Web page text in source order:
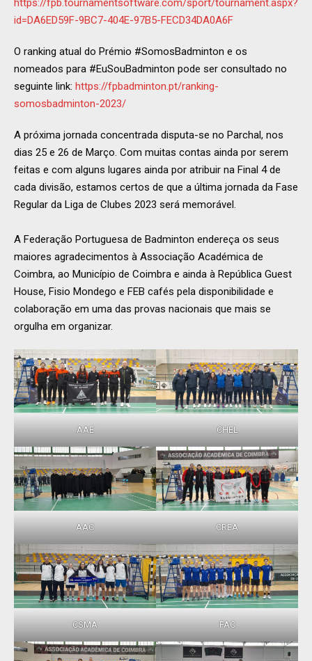
https://fpb.tournamentsoftware.com/sport/tournament.aspx?
id=DA6ED59F-9BC7-404E-97B5-FECD34DA0A6F
O ranking atual do Prémio #SomosBadminton e os
nomeados para #EuSouBadminton pode ser consultado no
seguinte link: https://fpbadminton.pt/ranking-
somosbadminton-2023/
A próxima jornada concentrada disputa-se no Parchal, nos
dias 25 e 26 de Março. Com muitas contas ainda por serem
feitas e com alguns lugares ainda por atribuir na Final 4 de
cada divisão, estamos certos de que a última jornada da Fase
Regular da Liga de Clubes 2023 será memorável.
A Federação Portuguesa de Badminton endereça os seus
maiores agradecimentos à Associação Académica de
Coimbra, ao Município de Coimbra e ainda à República Guest
House, Fisio Mondego e FEB cafés pela disponibilidade e
colaboração em uma das provas nacionais que mais se
orgulha em organizar.
AAE CHEL
AAC CREA
CSMA FAC